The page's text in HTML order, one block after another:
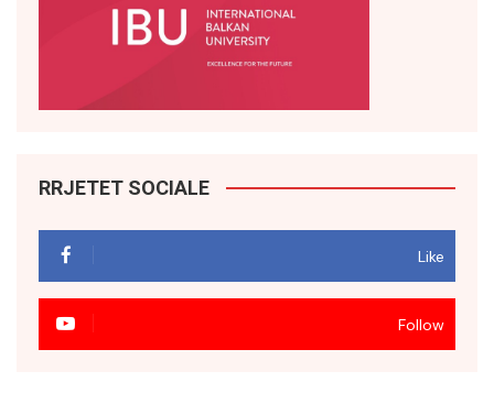
RRJETET SOCIALE
Like
Follow